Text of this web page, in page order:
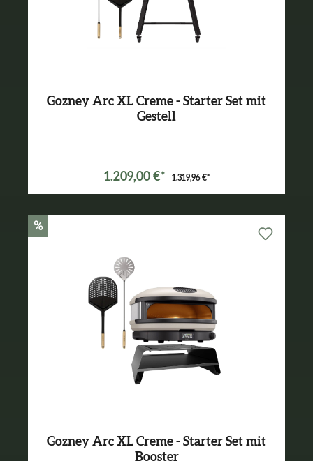
Gozney Arc XL Creme - Starter Set mit
Gestell
1.209,00 €* 1.319,96 €*
%
Gozney Arc XL Creme - Starter Set mit
Booster